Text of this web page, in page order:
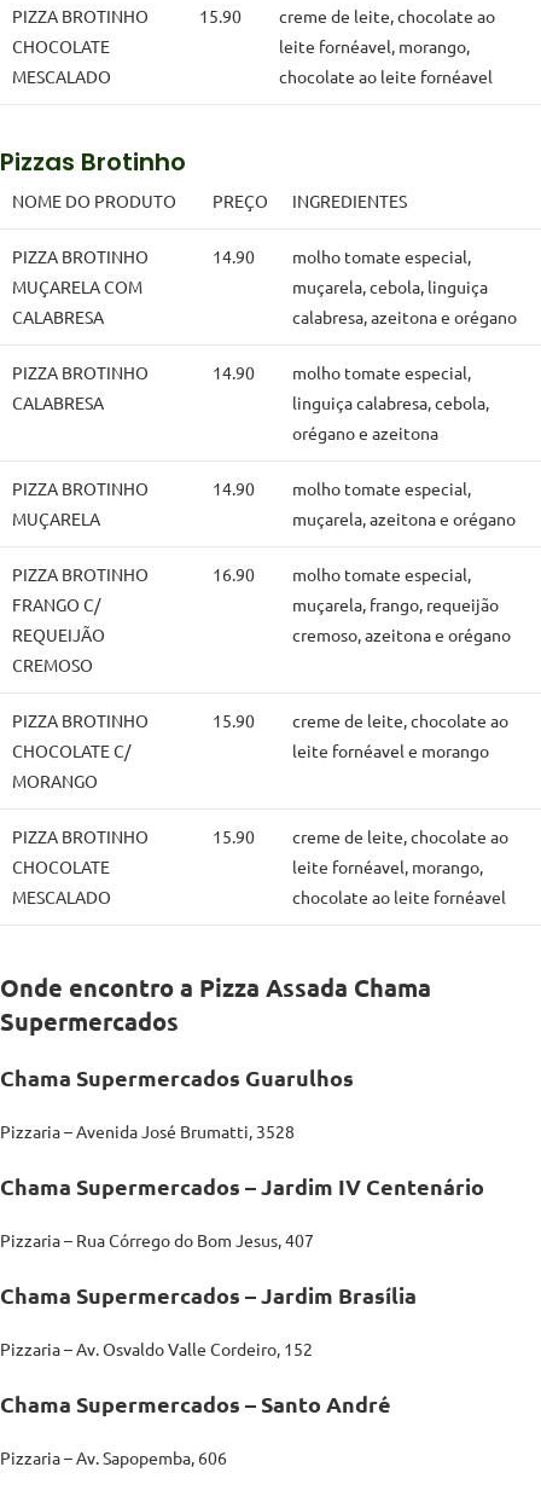
PIZZA BROTINHO
CHOCOLATE
MESCALADO
15.90
creme de leite, chocolate ao
leite fornéavel, morango,
chocolate ao leite fornéavel
Pizzas Brotinho
NOME DO PRODUTO PREÇO INGREDIENTES
PIZZA BROTINHO
MUÇARELA COM
CALABRESA
14.90
molho tomate especial,
muçarela, cebola, linguiça
calabresa, azeitona e orégano
PIZZA BROTINHO
CALABRESA
14.90
molho tomate especial,
linguiça calabresa, cebola,
orégano e azeitona
PIZZA BROTINHO
MUÇARELA
14.90
molho tomate especial,
muçarela, azeitona e orégano
PIZZA BROTINHO
FRANGO C/
REQUEIJÃO
CREMOSO
16.90
molho tomate especial,
muçarela, frango, requeijão
cremoso, azeitona e orégano
PIZZA BROTINHO
CHOCOLATE C/
MORANGO
15.90
creme de leite, chocolate ao
leite fornéavel e morango
PIZZA BROTINHO
CHOCOLATE
MESCALADO
15.90
creme de leite, chocolate ao
leite fornéavel, morango,
chocolate ao leite fornéavel
Onde encontro a Pizza Assada Chama
Supermercados
Chama Supermercados Guarulhos
Pizzaria – Avenida José Brumatti, 3528
Chama Supermercados – Jardim IV Centenário
Pizzaria – Rua Córrego do Bom Jesus, 407
Chama Supermercados – Jardim Brasília
Pizzaria – Av. Osvaldo Valle Cordeiro, 152
Chama Supermercados – Santo André
Pizzaria – Av. Sapopemba, 606